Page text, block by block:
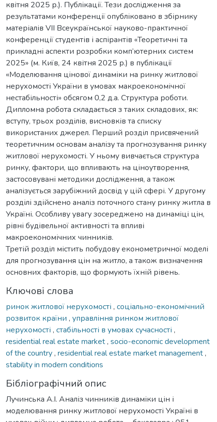
квітня 2025 р.). Публікації. Тези дослідження за
результатами конференції опубліковано в збірнику
матеріалів VII Всеукраїнської науково-практичної
конференції студентів і аспірантів «Теоретичні та
прикладні аспекти розробки комп’ютерних систем
2025» (м. Київ, 24 квітня 2025 р.) в публікації
«Моделювання цінової динаміки на ринку житлової
нерухомості України в умовах макроекономічної
нестабільності» обсягом 0,2 д.а. Структура роботи.
Дипломна робота складається з таких складових, як:
вступу, трьох розділів, висновків та списку
використаних джерел. Перший розділ присвячений
теоретичним основам аналізу та прогнозування ринку
житлової нерухомості. У ньому вивчається структура
ринку, фактори, що впливають на ціноутворення,
застосовувані методики дослідження, а також
аналізується зарубіжний досвід у цій сфері. У другому
розділі здійснено аналіз поточного стану ринку житла в
Україні. Особливу увагу зосереджено на динаміці цін,
рівні будівельної активності та впливі
макроекономічних чинників.
Третій розділ містить побудову економетричної моделі
для прогнозування цін на житло, а також визначення
основних факторів, що формують їхній рівень.
Ключові слова
ринок житлової нерухомості , соціально-економічний
розвиток країни , управління ринком житлової
нерухомості , стабільності в умовах сучасності ,
residential real estate market, socio-economic development
of the country, residential real estate market management,
stability in modern conditions
Бібліографічний опис
Лучинська А.І. Аналіз чинників динаміки цін і
моделювання ринку житлової нерухомості Україні в